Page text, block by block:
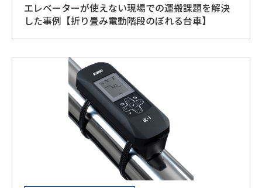
エレベーターが使えない現場での運搬課題を解決
した事例【折り畳み電動階段のぼれる台車】